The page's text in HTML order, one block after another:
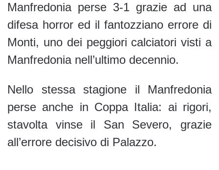
Manfredonia perse 3-1 grazie ad una
difesa horror ed il fantozziano errore di
Monti, uno dei peggiori calciatori visti a
Manfredonia nell’ultimo decennio.
Nello stessa stagione il Manfredonia
perse anche in Coppa Italia: ai rigori,
stavolta vinse il San Severo, grazie
all’errore decisivo di Palazzo.